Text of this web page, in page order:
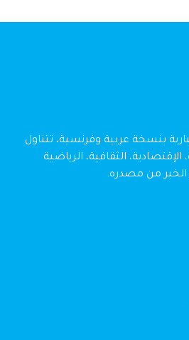
بنسخة عربية وفرنسية، تتناول
الإقتصادية، الثقافية، الرياضية
الخبر من مصدره.